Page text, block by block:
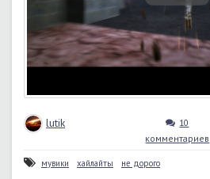
lutik
10
комментариев
мувики хайлайты не дорого